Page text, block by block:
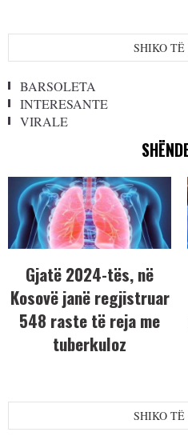
SHIKO TË
BARSOLETA
INTERESANTE
VIRALE
Gjatë 2024-tës, në
Kosovë janë regjistruar
548 raste të reja me
tuberkuloz
SHIKO TË